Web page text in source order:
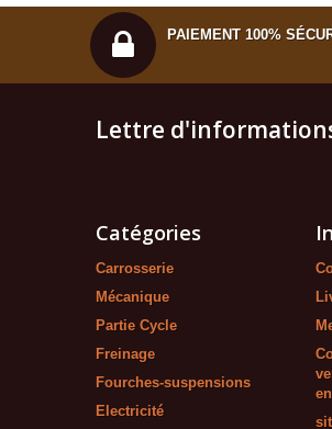
PAIEMENT 100%
Lettre
Catégories
Carrosserie
Mécanique
Partie Cycle
Freinage
Fourches-suspensions
Electricité